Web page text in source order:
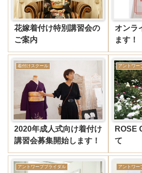
花嫁着付け特別講習会の
ご案内
オンラ
ます！
着付けスクール
2020年成人式向け着付け
講習会募集開始します！
アントワー
ROSE
て
アントワープブライダル アントワー